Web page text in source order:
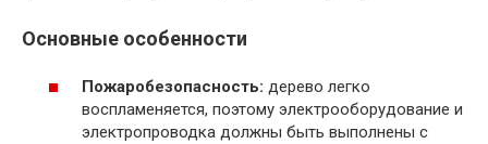
Основные особенности
Пожаробезопасность: дерево легко
воспламеняется, поэтому электрооборудование и
электропроводка должны быть выполнены с